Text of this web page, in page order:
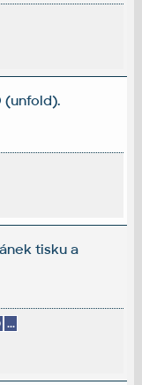
(unfold).
tisku a
...